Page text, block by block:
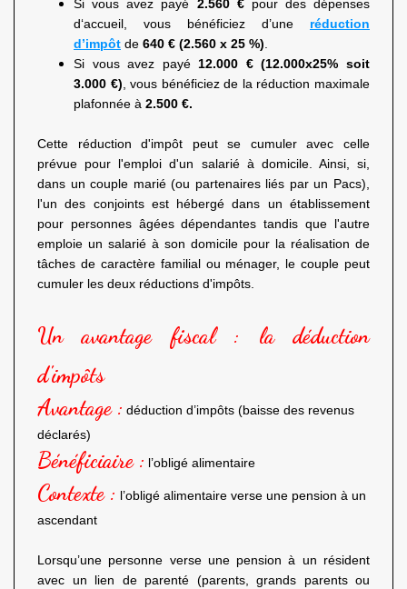
Si vous avez payé 2.560 €pour des dépenses
d‘accueil, vous bénéficiez d’une réduction
d’impôt de 640 € (2.560 x 25 %).
Si vous avez payé12.000 € (12.000x25% soit
3.000 €), vous bénéficiez de la réduction maximale
plafonnée à 2.500 €.
Cette réduction d'impôt peut se cumuler avec celle
prévue pour l'emploi d'un salarié à domicile. Ainsi, si,
dans un couple marié (ou partenaires liés par un Pacs),
l'un des conjoints est hébergé dans un établissement
pour personnes âgées dépendantes tandis que l'autre
emploie un salarié à son domicile pour la réalisation de
tâches de caractère familial ou ménager, le couple peut
cumuler les deux réductions d'impôts.
Un avantage fiscal : la déduction
d'impôts
Avantage : déduction d’impôts (baisse des revenus
déclarés)
Bénéficiaire : l’obligé alimentaire
Contexte : l’obligé alimentaire verse une pension à un
ascendant
Lorsqu’une personne verse une pension à un résident
avec un lien de parenté (parents, grands parents ou